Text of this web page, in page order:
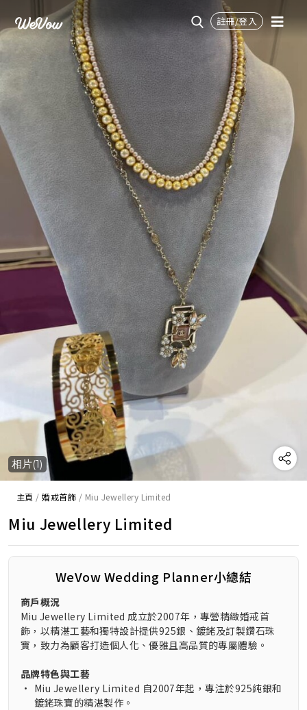
註冊/登入
相片(1)
主頁 /婚戒首飾 / Miu Jewellery Limited
Miu Jewellery Limited
WeVow Wedding Planner小總結
商戶概況
Miu Jewellery Limited 成立於2007年，專營精緻婚戒首
飾，以精湛工藝和獨特設計提供925銀、鍍銠及訂製鑽石珠
寶，致力為顧客打造個人化、優雅且高品質的專屬體驗。
品牌特色與工藝
• Miu Jewellery Limited 自2007年起，專注於925純銀和
鍍銠珠寶的精湛製作。